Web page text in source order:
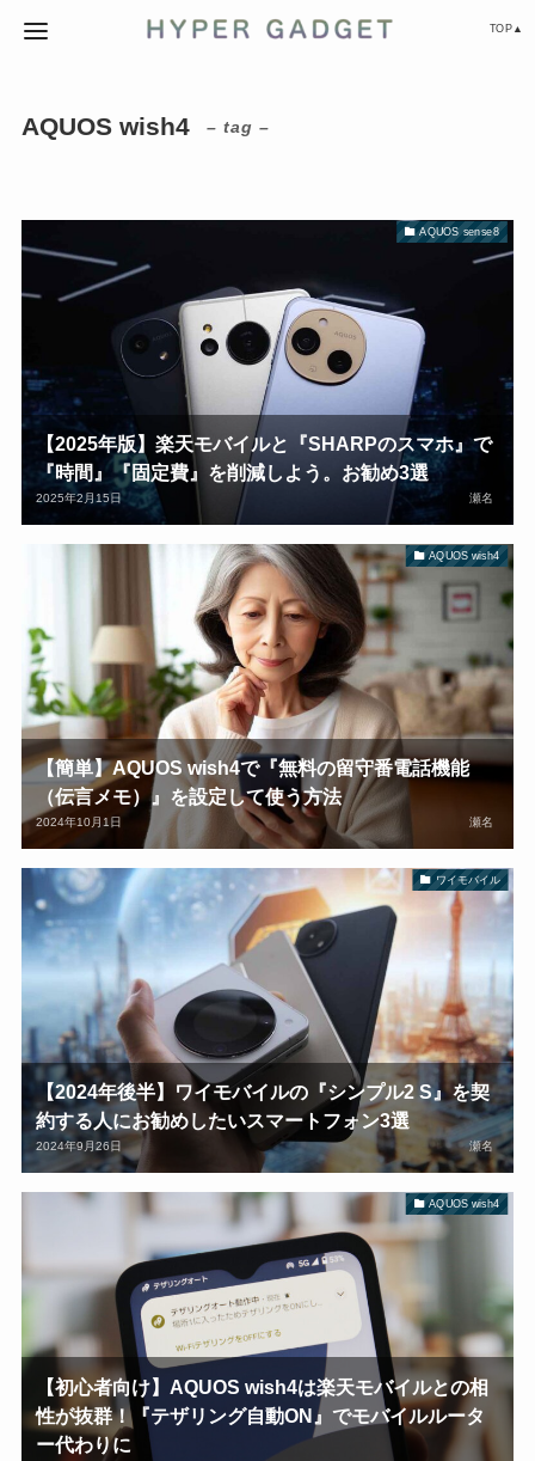
TOP▲
AQUOS wish4 – tag –
AQUOS sense8
【2025年版】楽天モバイルと『SHARPのスマホ』で
『時間』『固定費』を削減しよう。お勧め3選
2025年2月15日 瀬名
AQUOS wish4
【簡単】AQUOS wish4で『無料の留守番電話機能
（伝言メモ）』を設定して使う方法
2024年10月1日 瀬名
ワイモバイル
【2024年後半】ワイモバイルの『シンプル2 S』を契
約する人にお勧めしたいスマートフォン3選
2024年9月26日 瀬名
AQUOS wish4
【初心者向け】AQUOS wish4は楽天モバイルとの相
性が抜群！『テザリング自動ON』でモバイルルータ
ー代わりに